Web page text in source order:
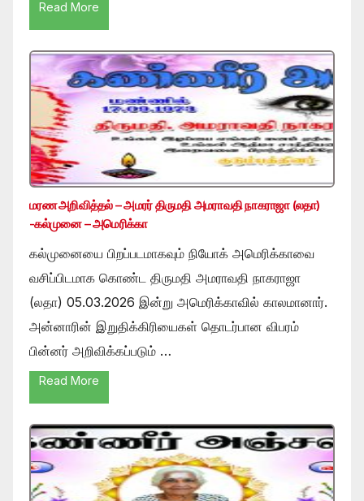
Read More
மரண அறிவித்தல் – அமரர் திருமதி அமராவதி நாகராஜா (லதா)
-கல்முனை – அமெரிக்கா
கல்முனையை பிறப்படமாகவும் நியோக் அமெரிக்காவை
வசிப்பிடமாக கொண்ட திருமதி அமராவதி நாகராஜா
(லதா) 05.03.2026 இன்று அமெரிக்காவில் காலமானார்.
அன்னாரின் இறுதிக்கிரியைகள் தொடர்பான விபரம்
பின்னர் அறிவிக்கப்படும் …
Read More